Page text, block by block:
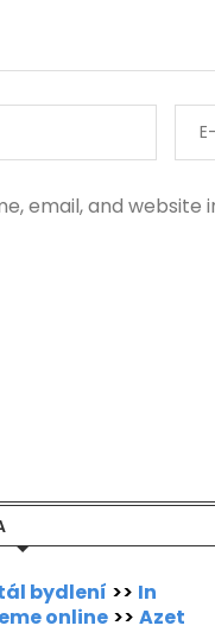
email, and
bydlení >> In
online >> Azet